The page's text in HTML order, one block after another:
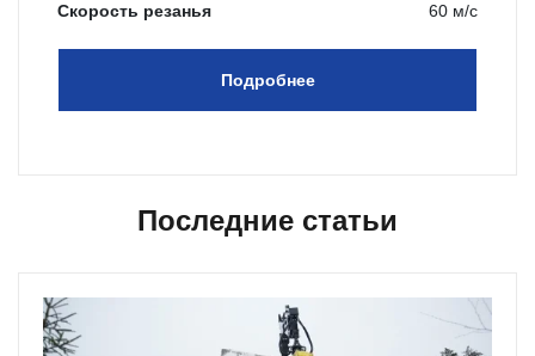
Скорость резанья
60 м/с
Подробнее
Последние статьи